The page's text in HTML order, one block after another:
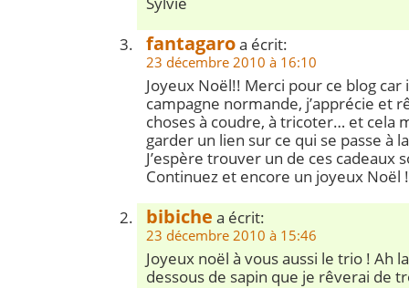
fantagaroa écrit:
23 décembre 2010 à 16:10
Joyeux Noël!! Merci pour ce blog car
campagne normande, j’apprécie et
choses à coudre, à tricoter… et cela
garder un lien sur ce qui se passe à
J’espère trouver un de ces cadeaux
Continuez et encore un joyeux Noël !
bibiche a écrit:
23 décembre 2010 à 15:46
Joyeux noël à vous aussi le trio ! Ah
dessous de sapin que je rêverai de